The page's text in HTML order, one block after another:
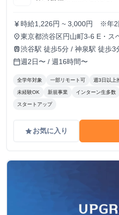
currency_yen 時給1,226円 ~ 3,000円 ※年2
place東京都渋谷区円山町3-6 E・ス
train渋谷駅 徒歩5分 / 神泉駅 徒歩3
calendar_today週2日〜 / 週16時間〜
全学年対象 一部リモート可 週3日以上
未経験OK 新規事業 インターン生多数
スタートアップ
gradeお気に入り